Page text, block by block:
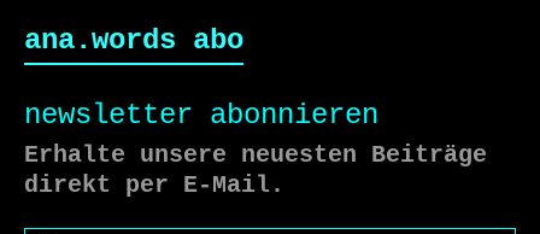
ana.words abo
newsletter abonnieren
Erhalte unsere neuesten Beiträge
direkt per E-Mail.